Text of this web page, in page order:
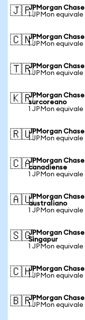
🇯🇵JPMorgan
1 JPMon equivale
🇨🇳JPMorgan
1 JPMon
🇹🇷JPMorgan
1 JPMon equivale
🇰🇷JPMorgan
surcoreano
1 JPMon
🇷🇺JPMorgan
1 JPMon
🇨🇦JPMorgan
canadiense
1 JPMon equivale
🇦🇺JPMorgan
australiano
1 JPMon equivale
🇸🇬JPMorgan
Singapur
1 JPMon equivale
🇨🇭JPMorgan
1 JPMon
🇧🇷JPMorgan
1 JPMon equivale